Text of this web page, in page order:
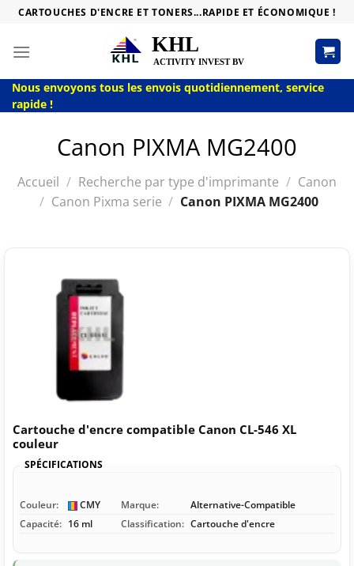
Passer
contenu
CARTOUCHES D'ENCRE ET TONERS...RAPIDE ET ÉCONOMIQUE !
Nous envoyons tous les envois quotidiennement, service
rapide !
Canon PIXMA MG2400
Accueil / Recherche par type d'imprimante / Canon
/ Canon Pixma serie / Canon PIXMA MG2400
Cartouche d'encre compatible Canon CL-546 XL
couleur
SPÉCIFICATIONS
Couleur: CMY Marque:
Alternative-Compatible
Capacité: 16 ml Classification: Cartouche d'encre